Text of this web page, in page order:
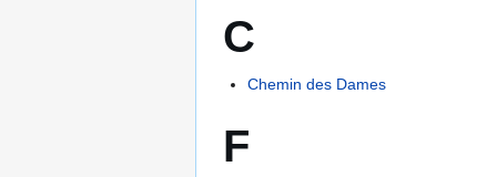
C
Chemin des Dames
F